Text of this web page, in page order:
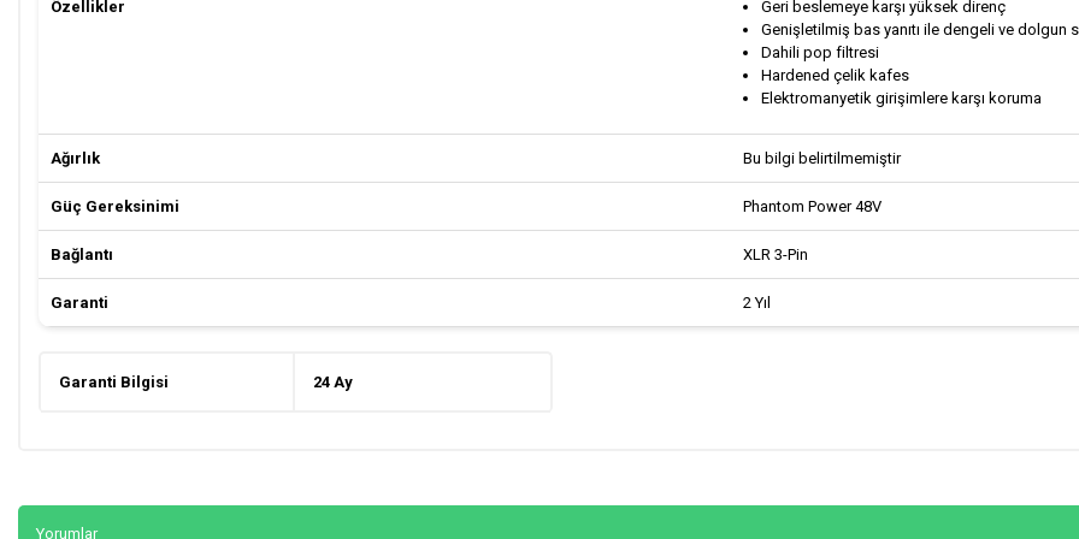
Özellikler
Geri beslemeye karşı yüksek direnç
Genişletilmiş bas yanıtı ile dengeli ve dolgun
Dahili pop filtresi
Hardened çelik kafes
Elektromanyetik girişimlere karşı koruma
Ağırlık Bu bilgi belirtilmemiştir
Güç Gereksinimi Phantom Power 48V
Bağlantı XLR 3-Pin
Garanti 2 Yıl
Garanti Bilgisi 24 Ay
Yorumlar